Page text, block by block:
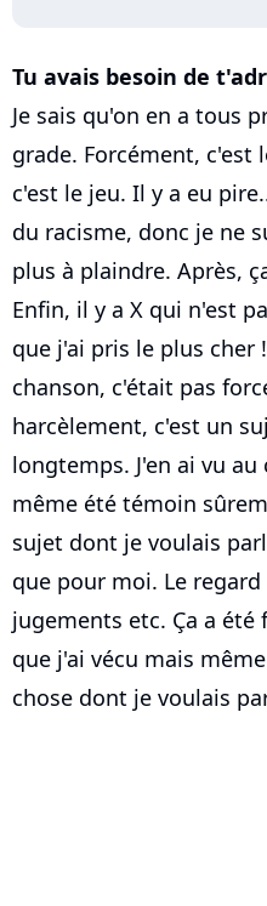
Tu avais besoin de
Je sais qu'on en a tous
grade. Forcément, c'est
c'est le jeu. Il y a eu
du racisme, donc je ne
plus à plaindre. Après,
Enfin, il y a X qui n'est
que j'ai pris le plus cher
chanson, c'était pas
harcèlement, c'est un
longtemps. J'en ai vu
même été témoin
sujet dont je voulais
que pour moi. Le
jugements etc. Ça a
que j'ai vécu mais
chose dont je voulais